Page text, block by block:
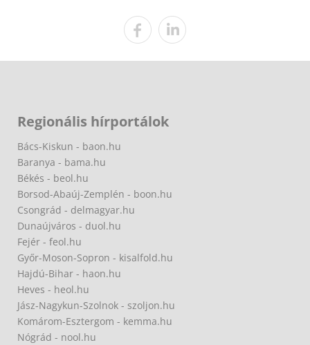
Regionális hírportálok
Bács-Kiskun - baon.hu
Baranya - bama.hu
Békés - beol.hu
Borsod-Abaúj-Zemplén - boon.hu
Csongrád - delmagyar.hu
Dunaújváros - duol.hu
Fejér - feol.hu
Győr-Moson-Sopron - kisalfold.hu
Hajdú-Bihar - haon.hu
Heves - heol.hu
Jász-Nagykun-Szolnok - szoljon.hu
Komárom-Esztergom - kemma.hu
Nógrád - nool.hu